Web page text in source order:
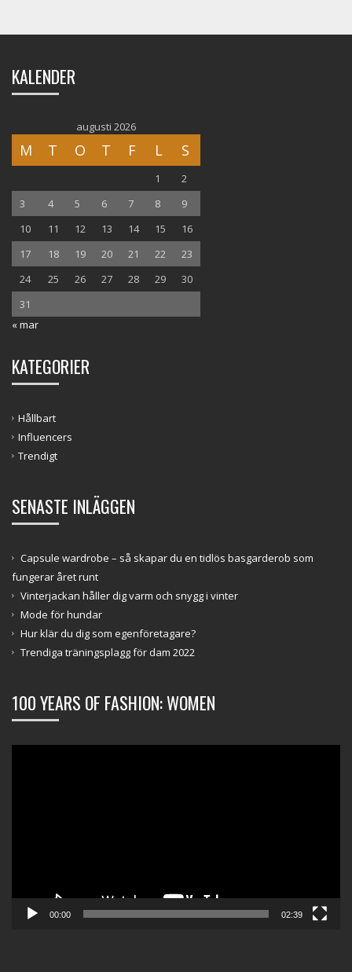
KALENDER
augusti 2026
M T O T F L S
1
2
3
4 5 6 7 8
9
10
11 12 13 14 15
16
17
18 19 20 21 22
23
24
25 26 27 28 29
30
31
« mar
KATEGORIER
Hållbart
Influencers
Trendigt
SENASTE INLÄGGEN
Capsule wardrobe – så skapar du en tidlös basgarderob som
fungerar året runt
Vinterjackan håller dig varm och snygg i vinter
Mode för hundar
Hur klär du dig som egenföretagare?
Trendiga träningsplagg för dam 2022
100 YEARS OF FASHION: WOMEN
00:00 02:39